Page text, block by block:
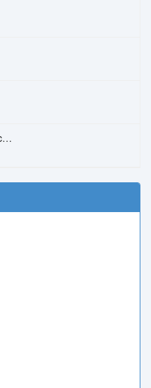
Sara Perche Ti Amo – Ricchi E Poveri